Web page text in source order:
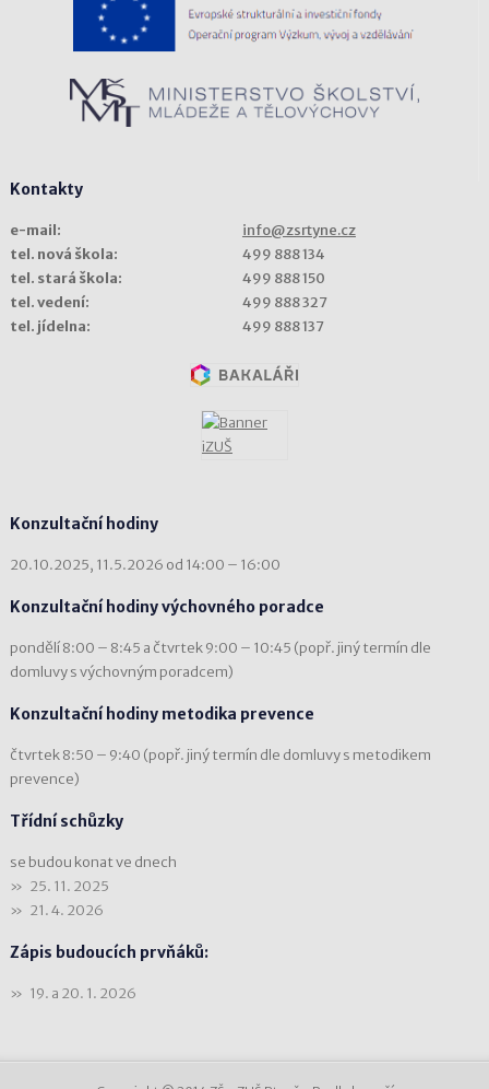
Kontakty
e-mail:
info@zsrtyne.cz
tel. nová škola:
499 888 134
tel. stará škola:
499 888 150
tel. vedení:
499 888 327
tel. jídelna:
499 888 137
Konzultační hodiny
20.10.2025, 11.5.2026 od 14:00 – 16:00
Konzultační hodiny výchovného poradce
pondělí 8:00 – 8:45 a čtvrtek 9:00 – 10:45 (popř. jiný termín dle
domluvy s výchovným poradcem)
Konzultační hodiny metodika prevence
čtvrtek 8:50 – 9:40 (popř. jiný termín dle domluvy s metodikem
prevence)
Třídní schůzky
se budou konat ve dnech
25. 11. 2025
21. 4. 2026
Zápis budoucích prvňáků:
19. a 20. 1. 2026